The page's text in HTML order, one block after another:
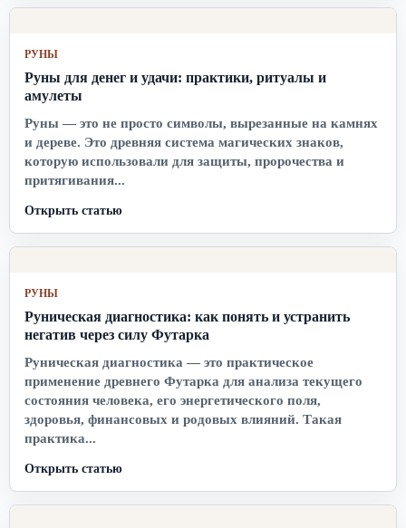
РУНЫ
Руны для денег и удачи: практики, ритуалы и
амулеты
Руны — это не просто символы, вырезанные на камнях
и дереве. Это древняя система магических знаков,
которую использовали для защиты, пророчества и
притягивания...
Открыть статью
РУНЫ
Руническая диагностика: как понять и устранить
негатив через силу Футарка
Руническая диагностика — это практическое
применение древнего Футарка для анализа текущего
состояния человека, его энергетического поля,
здоровья, финансовых и родовых влияний. Такая
практика...
Открыть статью